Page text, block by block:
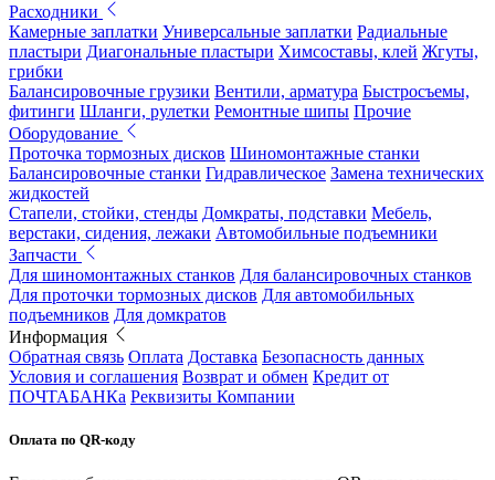
Расходники
Камерные заплатки Универсальные заплатки Радиальные
пластыри Диагональные пластыри Химсоставы, клей Жгуты,
грибки
Балансировочные грузики Вентили, арматура Быстросъемы,
фитинги Шланги, рулетки Ремонтные шипы Прочие
Оборудование
Проточка тормозных дисков Шиномонтажные станки
Балансировочные станки Гидравлическое Замена технических
жидкостей
Стапели, стойки, стенды Домкраты, подставки Мебель,
верстаки, сидения, лежаки Автомобильные подъемники
Запчасти
Для шиномонтажных станков Для балансировочных станков
Для проточки тормозных дисков Для автомобильных
подъемников Для домкратов
Информация
Обратная связь Оплата Доставка Безопасность данных
Условия и соглашения Возврат и обмен Кредит от
ПОЧТАБАНКа Реквизиты Компании
Оплата по QR-коду